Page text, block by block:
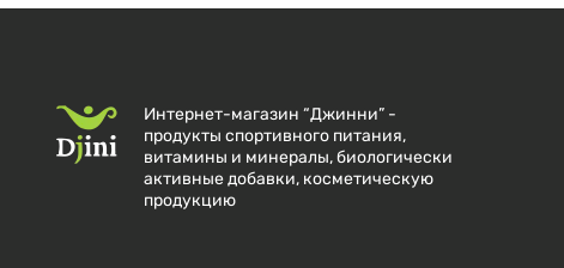
Интернет-магазин “Джинни” -
продукты спортивного питания,
витамины и минералы, биологически
активные добавки, косметическую
продукцию